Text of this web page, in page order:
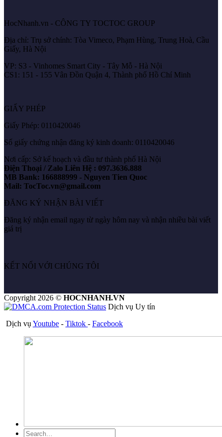
HocNhanh.vn - CÔNG TY TOCTOC GROUP
Địa chỉ: Trụ sở chính: Tòa Vimeco, Phạm Hùng, Trung Hoà, Cầu
Giấy, Hà Nội
VP: S3 - Vinhomes Smart City - Tây Mỗ - Hà Nội
CS1: 151 - 155 Vân Đồn Quận 4, Thành phố Hồ Chí Minh
GIẤY PHÉP
Giấy Phép: 0110420046
Số giấy chứng nhận đăng ký kinh doanh: 0110420046
Nơi cấp: Sở kế hoạch và đầu tư thành phố Hà Nội
Điện Thoại / Zalo Liên Hệ : 097.3636.888
MB Bank: 166888999 - Nguyen Tien Quoc
Mail: TocToc.vn@gmail.com
ĐĂNG KÝ NHẬN BÀI VIẾT
Đăng ký nhận email ngay từ ngày hôm nay và nhận nhiều bài viết
giá trị
KẾT NỐI VỚI CHÚNG TÔI
Copyright 2026 © HOCNHANH.VN
Dịch vụ Uy tín
Dịch vụ Youtube - Tiktok - Facebook